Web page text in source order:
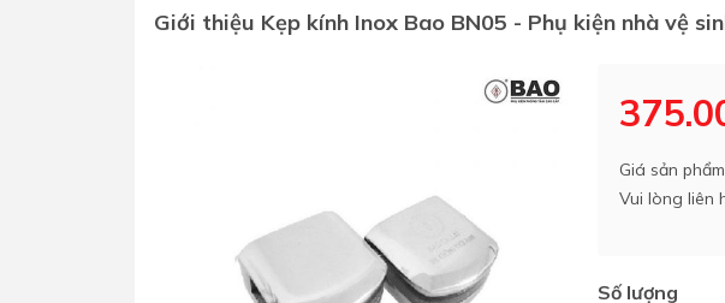
Vòi chậu - vòi hồ - vòi gắn tường
Máy sấy tay
Lavabo tủ - Lavabo kính
Phòng tắm kính
Máy tắm nước nóng điện
Phụ kiện nhà tắm
Chậu giặt
Giới thiệu Kẹp kính Inox Bao BN05 - Phụ kiện nhà vệ
Giá sản
Vui lòng liên
Số lượng